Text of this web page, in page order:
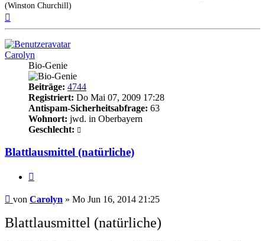
(Winston Churchill)
Carolyn
Bio-Genie
Beiträge: 4744
Registriert: Do Mai 07, 2009 17:28
Antispam-Sicherheitsabfrage: 63
Wohnort: jwd. in Oberbayern
Geschlecht:
Blattlausmittel (natürliche)
Beitrag
von Carolyn » Mo Jun 16, 2014 21:25
Blattlausmittel (natürliche)